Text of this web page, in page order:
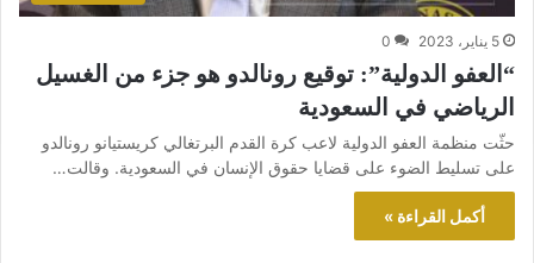
5 يناير، 2023 0
“العفو الدولية”: توقيع رونالدو هو جزء من الغسيل
الرياضي في السعودية
حثّت منظمة العفو الدولية لاعب كرة القدم البرتغالي كريستيانو رونالدو
على تسليط الضوء على قضايا حقوق الإنسان في السعودية. وقالت…
أكمل القراءة »